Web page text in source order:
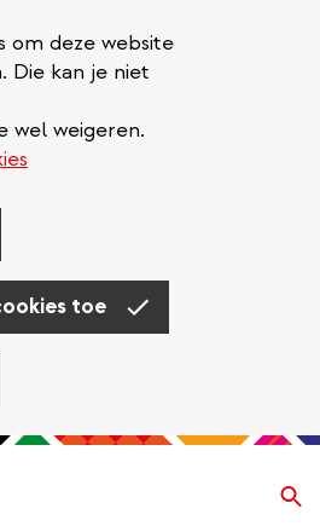
om deze website
Die kan je niet
wel weigeren.
toe